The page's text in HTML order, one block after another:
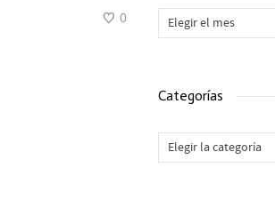
0 Archivos
Categorías
Categorías